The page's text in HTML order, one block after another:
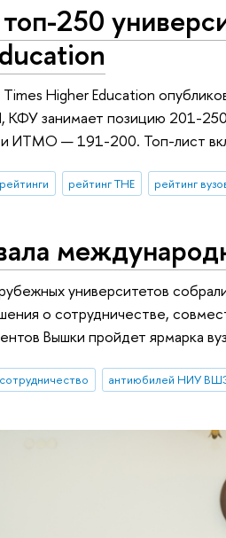
250
Higher Education
занимает позицию 201-
ИТМО — 191-200. Топ-лист
рейтинг THE рейтинг
университетов
о сотрудничестве,
Вышки пройдет ярмарка
антиюбилей НИУ